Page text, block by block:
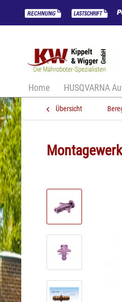
Home HUSQVARNA
Übersicht